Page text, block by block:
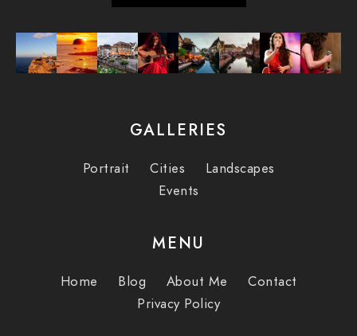
GALLERIES
Portrait Cities
Landscapes
Events
MENU
Home Blog About Me
Contact
Privacy Policy